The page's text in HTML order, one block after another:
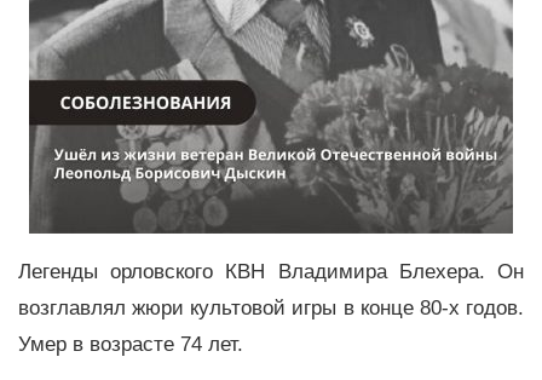
Легенды орловского КВН Владимира Блехера. Он
возглавлял жюри культовой игры в конце 80-х годов.
Умер в возрасте 74 лет.